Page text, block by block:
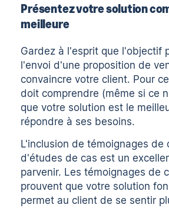
Présentez votre solution
meilleure
Gardez à l'esprit que l'objectif
l'envoi d'une proposition de
convaincre votre client. Pour
doit comprendre (même si ce
que votre solution est le
répondre à ses besoins.
L'inclusion de témoignages de
d'études de cas est un
parvenir. Les témoignages de
prouvent que votre solution
permet au client de se sentir